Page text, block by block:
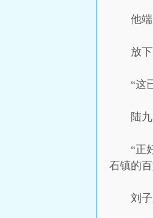
他
放
“这
陆
“正
石镇的
刘